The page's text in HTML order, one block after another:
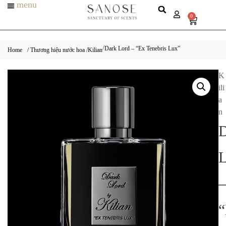
menu
0
Home / Thương hiệu nước hoa /Kilian/Dark Lord – “Ex Tenebris Lux”
K
ili
a
n
–